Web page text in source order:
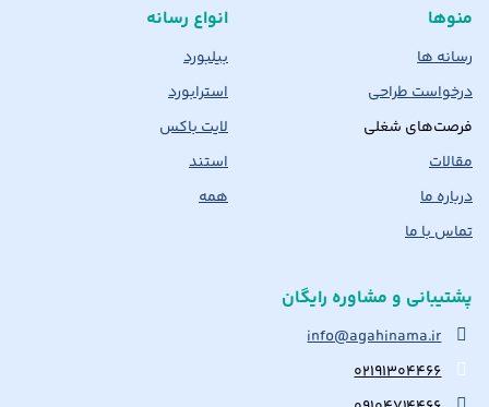
منوها
رسانه ها
درخواست طراحی
فرصت‌های شغلی
مقالات
درباره ما
تماس با ما
انواع رسانه
بیلبورد
استرابورد
لایت باکس
استند
همه
پشتیبانی و مشاوره رایگان
info@agahinama.ir
۰۲۱۹۱۳۰۴۴۶۶